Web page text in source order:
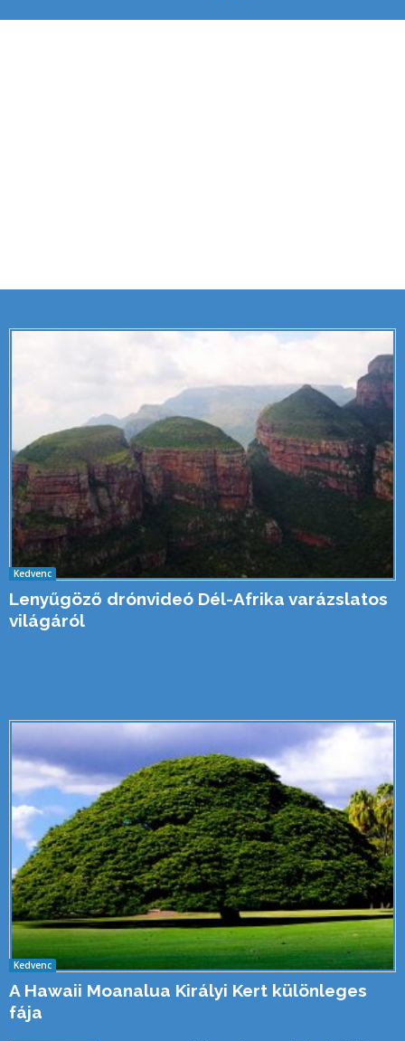
Kedvenc
Lenyűgöző drónvideó Dél-Afrika varázslatos
világáról
Kedvenc
A Hawaii Moanalua Királyi Kert különleges
fája